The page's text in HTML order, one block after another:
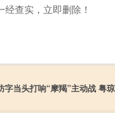
查实，立即删除！
字当头打响“摩羯”主动战 粤